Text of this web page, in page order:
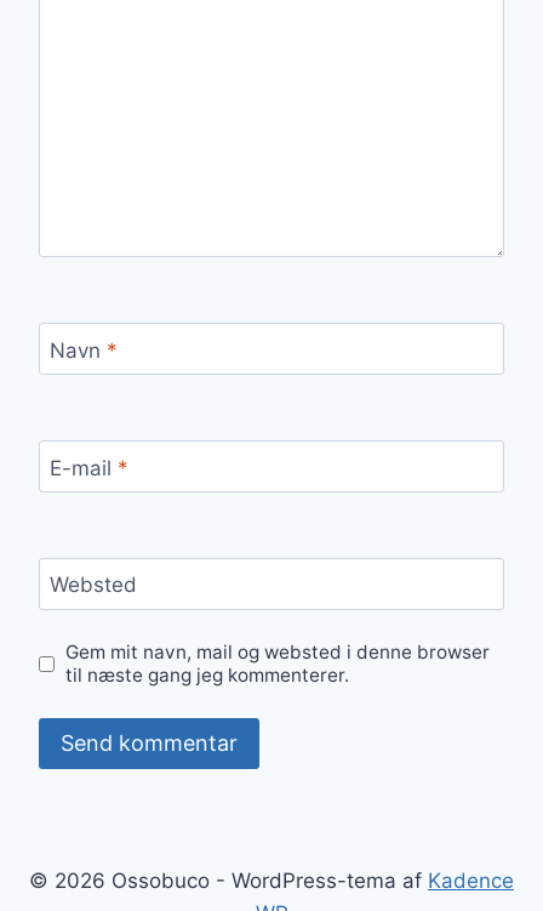
Navn *
E-mail *
Websted
Gem mit navn, mail og websted i denne browser
til næste gang jeg kommenterer.
© 2026 Ossobuco - WordPress-tema af Kadence